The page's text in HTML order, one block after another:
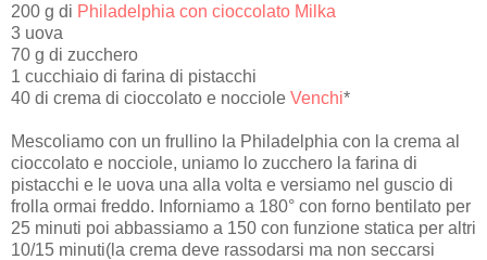
200 g di Philadelphia con cioccolato Milka
3 uova
70 g di zucchero
1 cucchiaio di farina di pistacchi
40 di crema di cioccolato e nocciole Venchi*
Mescoliamo con un frullino la Philadelphia con la crema al
cioccolato e nocciole, uniamo lo zucchero la farina di
pistacchi e le uova una alla volta e versiamo nel guscio di
frolla ormai freddo. Inforniamo a 180° con forno bentilato per
25 minuti poi abbassiamo a 150 con funzione statica per altri
10/15 minuti(la crema deve rassodarsi ma non seccarsi